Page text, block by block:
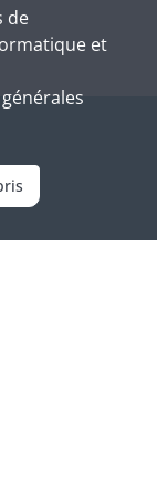
de
et